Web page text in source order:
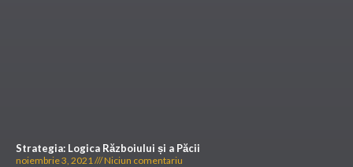
Strategia: Logica Războiului și a Păcii
noiembrie 3, 2021 Niciun comentariu